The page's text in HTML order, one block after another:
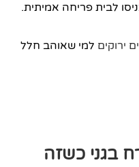
לבית פריחה אמיתית.
ירוקים למי שאוהב חלל
בגני כשזה